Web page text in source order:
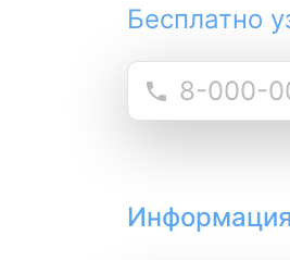
Бесплатно